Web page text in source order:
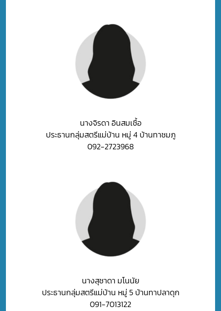
นางจิรดา อินสมเชื้อ
ประธานกลุ่มสตรีแม่บ้าน หมู่ 4 บ้านทาชมภู
092-2723968
นางสุชาดา มโนนัย
ประธานกลุ่มสตรีแม่บ้าน หมู่ 5 บ้านทาปลาดุก
091-7013122